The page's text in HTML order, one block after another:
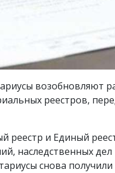
возобновляют
реестров,
реестр и Единый
наследственных
снова